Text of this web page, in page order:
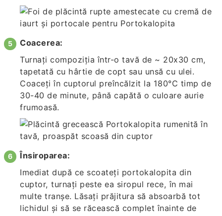
Coacerea:
Turnați compoziția într-o tavă de ~ 20x30 cm,
tapetată cu hârtie de copt sau unsă cu ulei.
Coaceți în cuptorul preîncălzit la 180°C timp de
30-40 de minute, până capătă o culoare aurie
frumoasă.
Însiroparea:
Imediat după ce scoateți portokalopita din
cuptor, turnați peste ea siropul rece, în mai
multe tranșe. Lăsați prăjitura să absoarbă tot
lichidul și să se răcească complet înainte de